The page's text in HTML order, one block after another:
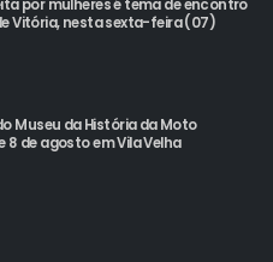
por mulheres é tema de encontro
Vitória, nesta sexta-feira (07)
Museu da História da Moto
8 de agosto em Vila Velha